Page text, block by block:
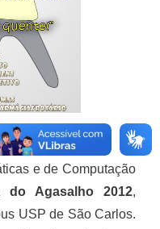
e de Computação
do Agasalho 2012,
USP de São Carlos.